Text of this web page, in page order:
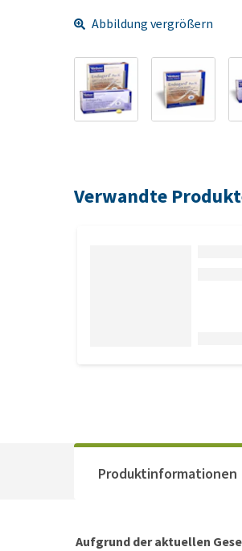
Abbildung vergrößern
Verwandte
Produktinformationen
Aufgrund der aktuellen